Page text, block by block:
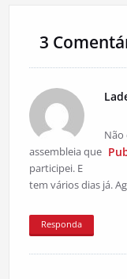
3
Não
assembleia que
participei. E
tem vários dias já.
Responda